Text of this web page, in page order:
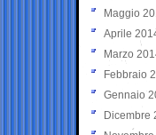
Maggio
Aprile
Marzo
Febbraio
Gennaio
Dicembre